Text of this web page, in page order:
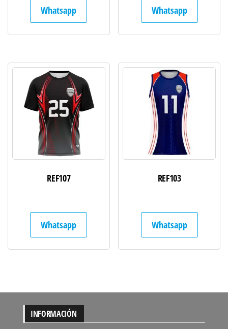
Whatsapp Whatsapp
REF107
Whatsapp
REF103
Whatsapp
INFORMACIÓN